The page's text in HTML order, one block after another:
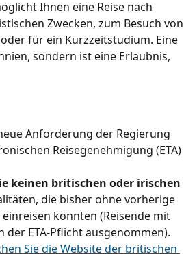
Ihnen eine Reise nach
Zwecken, zum Besuch von
für ein Kurzzeitstudium. Eine
sondern ist eine Erlaubnis,
Anforderung der Regierung
Reisegenehmigung (ETA)
keinen britischen oder irischen
die bisher ohne vorherige
konnten (Reisende mit
ETA-Pflicht ausgenommen).
Sie die Website der britischen